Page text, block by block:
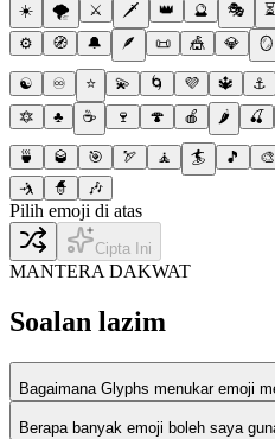
☀️
🌪️ ⚔️ 🗡️ 👑 🔮 🎭 ⏳
⚙️
🧭 🔔 🪶 📜 🎪 💎 🪞
☯️ ♾️ ⭐ 💫 🌀 💜 🔱 ⚓
🔯
♣️ ☕ 🍷 🍄 🍎 🌶️ 🍒
🍵 🥃 🎯 🏹 🧘 🏄 🎵 🎨
🤺
🧙 🎶
Pilih emoji di atas
Cipta Ini
MANTERA DAKWAT
Soalan lazim
Bagaimana Glyphs menukar emoji
Berapa banyak emoji boleh saya